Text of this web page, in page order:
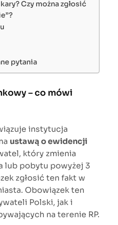
Czy można zgłosić
pytania
– co mówi
instytucja
ustawą o ewidencji
który zmienia
lub pobytu powyżej 3
zgłosić ten fakt w
Obowiązek ten
Polski, jak i
na terenie RP.